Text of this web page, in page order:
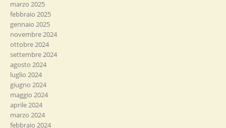
marzo 2025
febbraio 2025
gennaio 2025
novembre 2024
ottobre 2024
settembre 2024
agosto 2024
luglio 2024
giugno 2024
maggio 2024
aprile 2024
marzo 2024
febbraio 2024